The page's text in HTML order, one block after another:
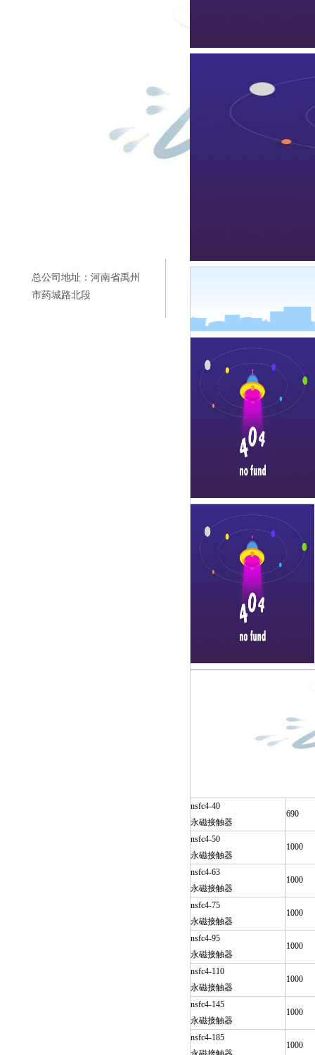
总公司地址：河南省禹州
市药城路北段
nsfc4-40
永磁接触器
690
nsfc4-50
永磁接触器
1000
nsfc4-63
永磁接触器
1000
nsfc4-75
永磁接触器
1000
nsfc4-95
永磁接触器
1000
nsfc4-110
永磁接触器
1000
nsfc4-145
永磁接触器
1000
nsfc4-185
1000